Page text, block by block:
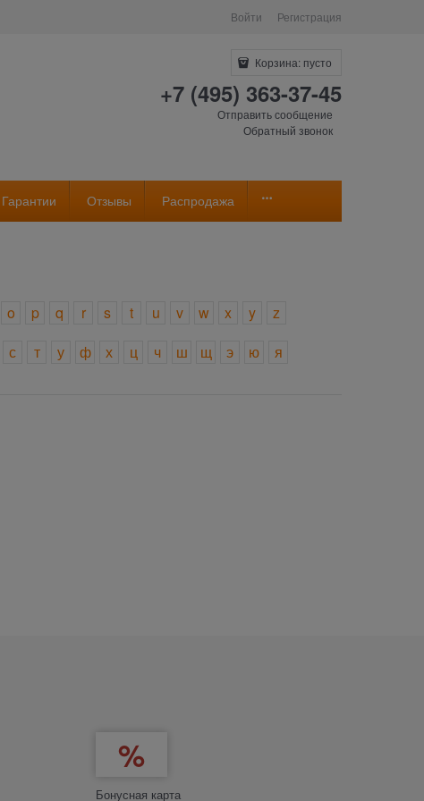
Войти Регистрация
Корзина: пусто
+7 (495) 363-37-45
Отправить сообщение
Обратный звонок
Гарантии Отзывы Распродажа
o p q r s t u v w x y
z
с т у ф х ц ч ш щ э ю я
Бонусная карта